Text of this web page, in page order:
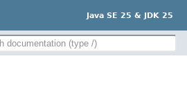
Java SE 25 & JDK 25